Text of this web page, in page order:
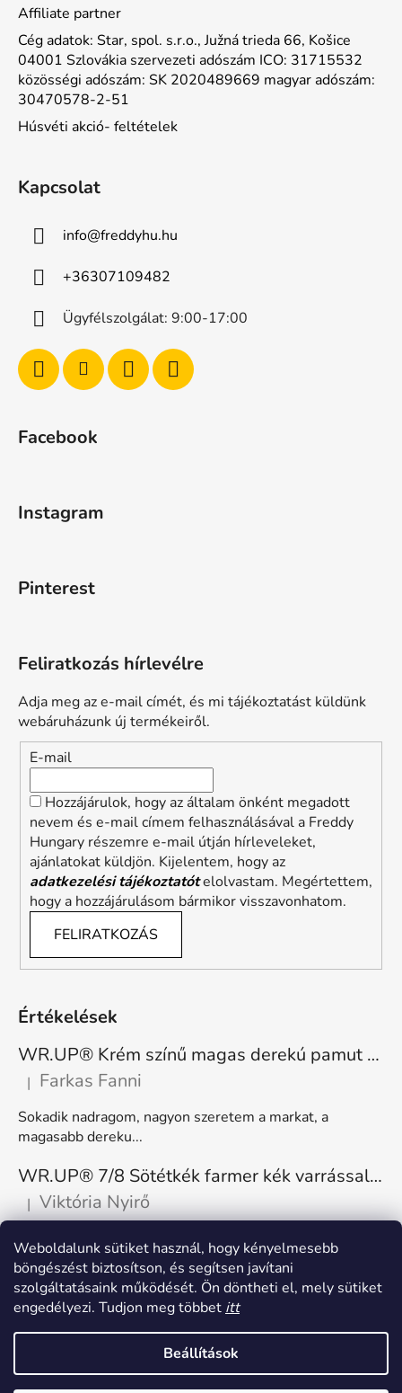
Weboldalunk sütiket használ, hogy kényelmesebb
böngészést biztosítson, és segítsen javítani
szolgáltatásaink működését. Ön döntheti el, mely sütiket
engedélyezi. Tudjon meg többet itt
Beállítások
Affiliate partner
Cég adatok: Star, spol. s.r.o., Južná trieda 66, Košice
04001 Szlovákia szervezeti adószám ICO: 31715532
közösségi adószám: SK 2020489669 magyar adószám:
30470578-2-51
Húsvéti akció- feltételek
Kapcsolat
info@freddyhu.hu
+36307109482
Ügyfélszolgálat: 9:00-17:00
Facebook
Instagram
Pinterest
Feliratkozás hírlevélre
Adja meg az e-mail címét, és mi tájékoztatást küldünk
webáruházunk új termékeiről.
E-mail
Hozzájárulok, hogy az általam önként megadott
nevem és e-mail címem felhasználásával a Freddy
Hungary részemre e-mail útján hírleveleket,
ajánlatokat küldjön. Kijelentem, hogy az
adatkezelési tájékoztatótelolvastam. Megértettem,
hogy a hozzájárulásom bármikor visszavonhatom.
FELIRATKOZÁS
Értékelések
WR.UP® Krém színű magas derekú pamut nadrág RE(MOVE) WRUP1HC001ORG, Z40
A termék értékelése 5-ből 5 csillag.
| Farkas Fanni
Sokadik nadragom, nagyon szeretem a markat, a
magasabb dereku...
WR.UP® 7/8 Sötétkék farmer kék varrással, superskinny RE(MOVE) WRUP4RC002ORG, J0B
A termék értékelése 5-ből 5 csillag.
| Viktória Nyirő
Nagyon kényelmes, rugalmas. Méretnek megfelelő.